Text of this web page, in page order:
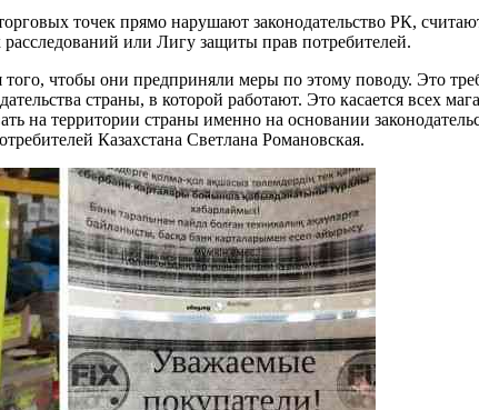
точек прямо нарушают законодательство РК,
или Лигу защиты прав потребителей.
того, чтобы они предприняли меры по этому поводу. Это
страны, в которой работают. Это касается
на территории страны именно на основании
Казахстана Светлана Романовская.